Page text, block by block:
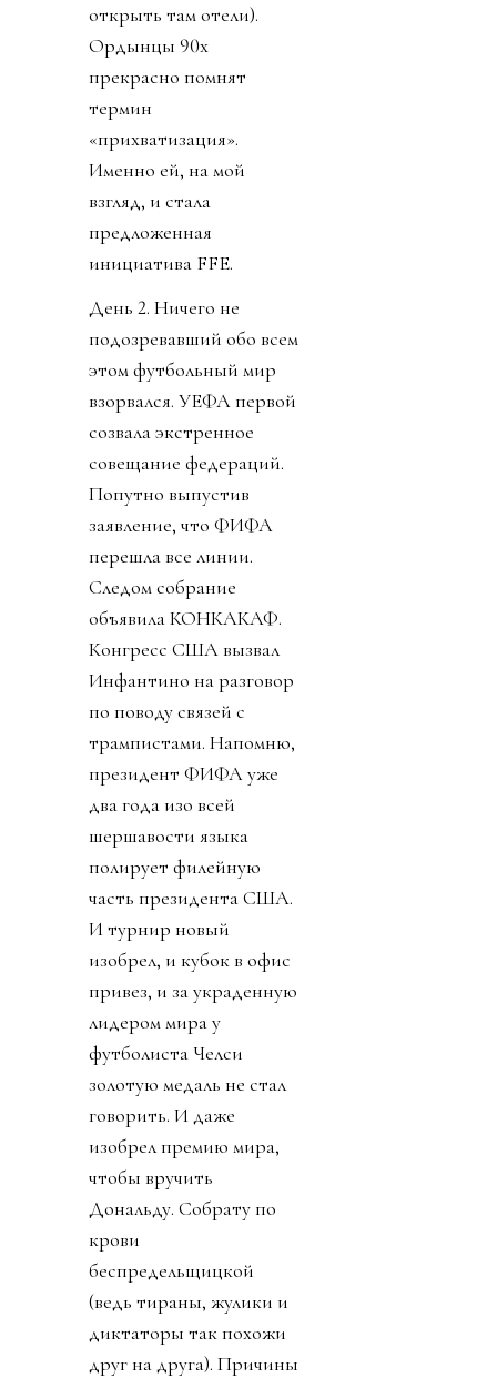
открыть там отели).
Ордынцы 90х
прекрасно помнят
термин
«прихватизация».
Именно ей, на мой
взгляд, и стала
предложенная
инициатива FFE.
День 2. Ничего не
подозревавший обо всем
этом футбольный мир
взорвался. УЕФА первой
созвала экстренное
совещание федераций.
Попутно выпустив
заявление, что ФИФА
перешла все линии.
Следом собрание
объявила КОНКАКАФ.
Конгресс США вызвал
Инфантино на разговор
по поводу связей с
трампистами. Напомню,
президент ФИФА уже
два года изо всей
шершавости языка
полирует филейную
часть президента США.
И турнир новый
изобрел, и кубок в офис
привез, и за украденную
лидером мира у
футболиста Челси
золотую медаль не стал
говорить. И даже
изобрел премию мира,
чтобы вручить
Дональду. Собрату по
крови
беспредельщицкой
(ведь тираны, жулики и
диктаторы так похожи
друг на друга). Причины